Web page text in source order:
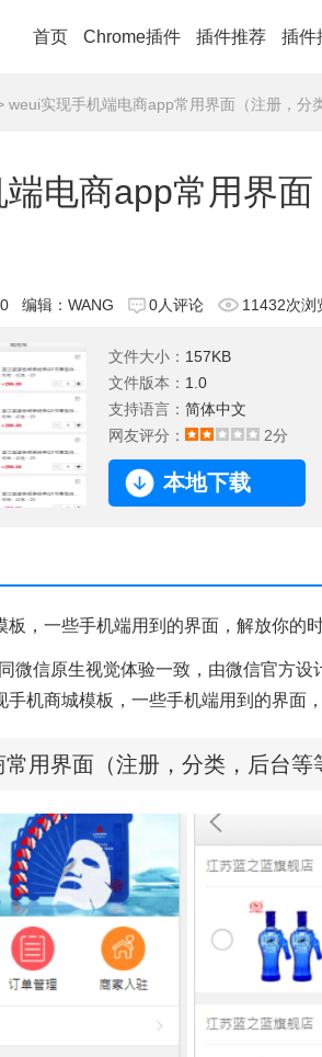
首页 Chrome插件 插件推荐 插件
weui实现手机端电商app常用界面（注册，分
电商app常用界
编辑：WANG 0人评论 11432次浏
文件大小： 157KB
文件版本： 1.0
支持语言： 简体中文
网友评分：
2分
本地下载
，一些手机端用到的界面，解放你的
微信原生视觉体验一致，由微信官方
机商城模板，一些手机端用到的界面
用界面（注册，分类，后台等